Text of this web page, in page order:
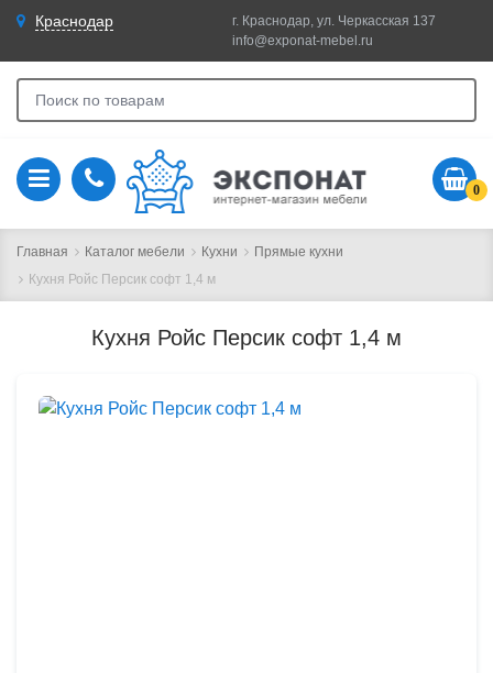
Краснодар
г. Краснодар, ул. Черкасская 137
info@exponat-mebel.ru
0
Главная Каталог мебели Кухни
Прямые кухни
Кухня Ройс Персик софт 1,4 м
Кухня Ройс Персик софт 1,4 м